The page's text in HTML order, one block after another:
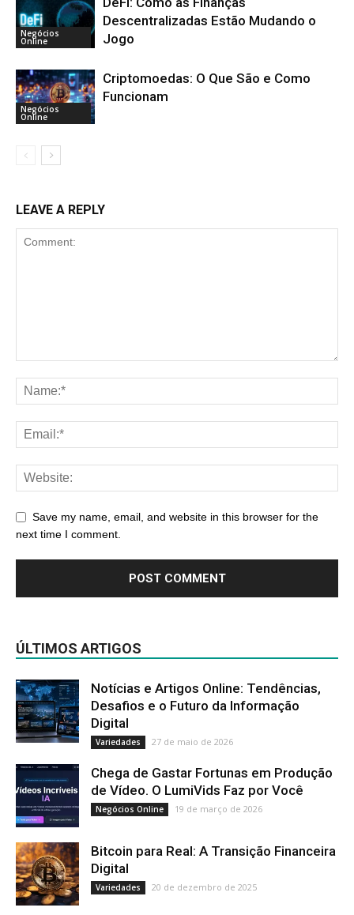
Negócios
Online
Descentralizadas Estão Mudando o
Jogo
Negócios
Online
Criptomoedas: O Que São e Como
Funcionam
LEAVE A REPLY
Save my name, email, and website in this browser for the
next time I comment.
ÚLTIMOS ARTIGOS
Notícias e Artigos Online: Tendências,
Desafios e o Futuro da Informação
Digital
Variedades 27 de maio de 2026
Chega de Gastar Fortunas em Produção
de Vídeo. O LumiVids Faz por Você
Negócios Online 19 de março de 2026
Bitcoin para Real: A Transição Financeira
Digital
Variedades 20 de dezembro de 2025